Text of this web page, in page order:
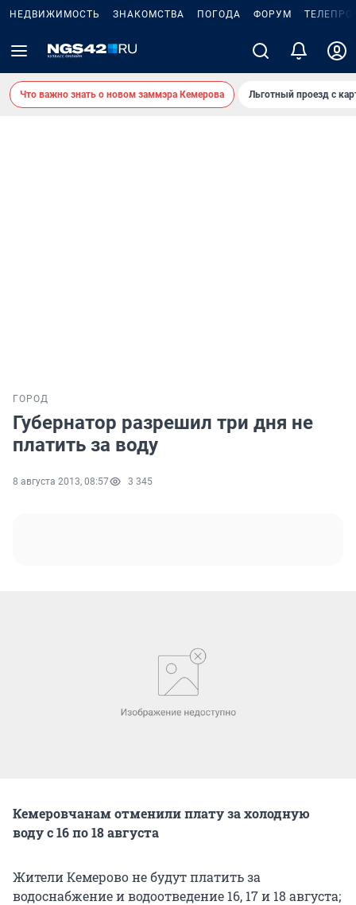
НЕДВИЖИМОСТЬ ЗНАКОМСТВА ПОГОДА ФОРУМ
Что важно знать о новом заммэра Кемерова Льготный проезд с
ГОРОД
Губернатор разрешил три дня не
платить за воду
8 августа 2013, 08:57 3 345
Кемеровчанам отменили плату за холодную
воду с 16 по 18 августа
Жители Кемерово не будут платить за
водоснабжение и водоотведение 16, 17 и 18 августа;